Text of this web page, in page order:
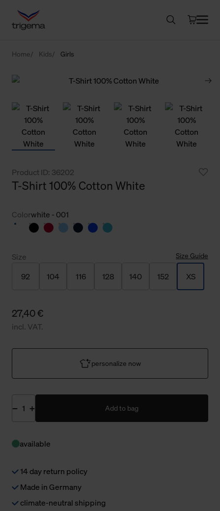
Home Kids Girls
Product ID: 36202
T-Shirt 100% Cotton White
Colorwhite - 001
Size Size Guide
92 104 116 128 140 152 XS
27,40 €
incl. VAT.
personalize now
Add to bag
available
14 day return policy
Made in Germany
climate-neutral shipping